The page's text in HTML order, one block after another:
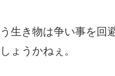
生き物は争い事を回
ょうかねぇ。